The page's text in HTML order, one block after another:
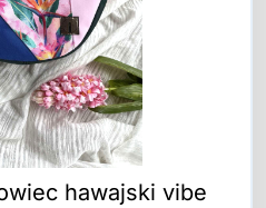
hawajski vibe